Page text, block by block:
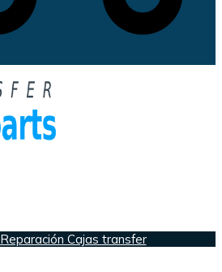
Reparación Cajas transfer